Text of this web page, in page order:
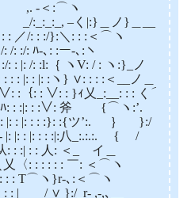
ヽ
|:}＿ノ}＿__
}:＼: : :＜⌒ヽ
-､: :ー-､:ヽ
:l:｛ ヽV: / : ヽ:}_ノ
|: :ヽ} ∨: : : :＜__ノ＿
: : ∨: : }ｨ乂_:__: : : く⌒ヽ〉
: :|: : :∨: 斧 {⌒ヽ:’.
: |: : : :}: :{ツ’:. ｝ }:/
|: : |: : : :|:八_:.:.:. { /
: : :| : : 人: ＜_ イ＿
乂〈: : : : : : ￣: ＜⌒ヽ
|: : : T⌒ヽ}r-､:＜⌒ヽ
: : : | / ∨ }:/_r- ,-,､__